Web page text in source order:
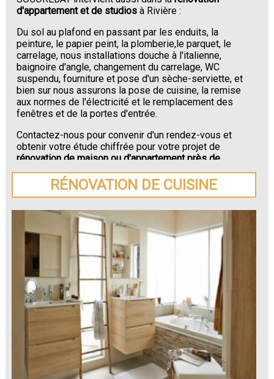
d'appartement et de studios à Rivière :
Du sol au plafond en passant par les enduits, la
peinture, le papier peint, la plomberie,le parquet, le
carrelage, nous installations douche à l'italienne,
baignoire d'angle, changement du carrelage, WC
suspendu, fourniture et pose d'un sèche-serviette, et
bien sur nous assurons la pose de cuisine, la remise
aux normes de l'électricité et le remplacement des
fenêtres et de la portes d'entrée.
Contactez-nous pour convenir d'un rendez-vous et
obtenir votre étude chiffrée pour votre projet de
rénovation de maison ou d'appartement près de
Rivière.
RÉNOVATION DE CUISINE